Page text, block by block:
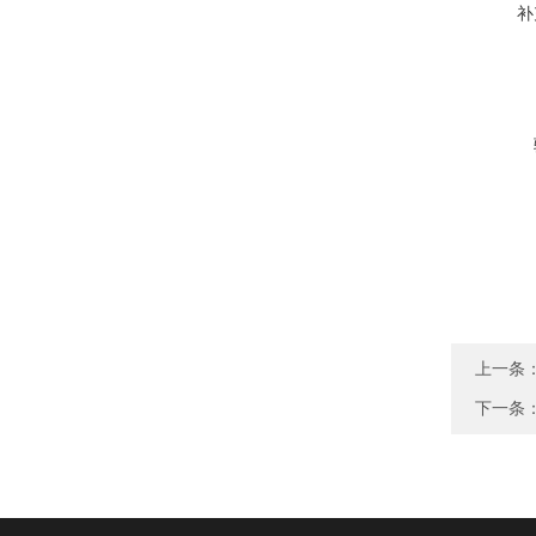
补
上一条：
下一条：